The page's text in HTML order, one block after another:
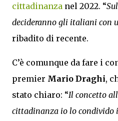
cittadinanza nel 2022. “
decideranno gli italiani con
ribadito di recente.
C’è comunque da fare i
premier Mario Draghi,
stato chiaro: “Il concetto
cittadinanza io lo condivido